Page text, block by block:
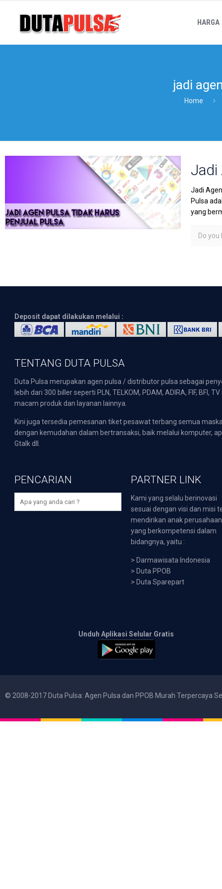
HARGA
jadi
Home
Jadi
Jadi
Pulsa
yang
Do you
Deposit dapat dilakukan melalui :
TENTANG DUTA PULSA
Duta Pulsa merupakan agen pulsa / distributor pulsa sebagai
lebih dari 300 biller seperti PLN, TELKOM, PDAM, ADIRA, FIF,
macam produk dan layanan lainnya.
Kini juga tersedia pemesanan tiket pesawat terbang semua
dengan kemudahan dalam bertransaksi, baik melalui komputer,
Gtalk dll.
PENCARIAN PARTNER LINK
Kami yang selalu berinovasi
sesuai dengan visi dan misi
mendirikan anak perusahaan
yang berkompetensi dalam
bidangnya, yaitu :
> Darmawisata Indonesia
> Duta PPOB
> Duta Sparepart
Unduh Aplikasi Selular Gratis
© 2008-2017 Duta Pulsa: Agen Pulsa dan PPOB Murah Terpercaya